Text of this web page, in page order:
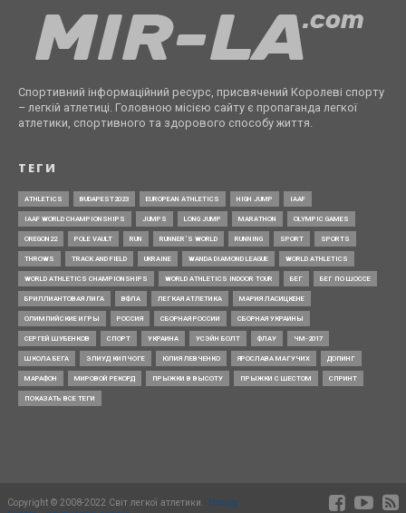
Спортивний інформаційний ресурс, присвячений Королеві спорту
– легкій атлетиці. Головною місією сайту є пропаганда легкої
атлетики, спортивного та здорового способу життя.
ТЕГИ
ATHLETICS BUDAPEST2023 EUROPEAN ATHLETICS HIGH JUMP IAAF
IAAF WORLD CHAMPIONSHIPS JUMPS LONG JUMP MARATHON OLYMPIC GAMES
OREGON22 POLE VAULT RUN RUNNER’S WORLD RUNNING SPORT SPORTS
THROWS TRACK AND FIELD UKRAINE WANDA DIAMOND LEAGUE WORLD ATHLETICS
WORLD ATHLETICS CHAMPIONSHIPS WORLD ATHLETICS INDOOR TOUR БЕГ БЕГ ПО ШОССЕ
БРИЛЛИАНТОВАЯ ЛИГА ВФЛА ЛЕГКАЯ АТЛЕТИКА МАРИЯ ЛАСИЦКЕНЕ
ОЛИМПИЙСКИЕ ИГРЫ РОССИЯ СБОРНАЯ РОССИИ СБОРНАЯ УКРАИНЫ
СЕРГЕЙ ШУБЕНКОВ СПОРТ УКРАИНА УСЭЙН БОЛТ ФЛАУ ЧМ-2017
ШКОЛА БЕГА ЭЛИУД КИПЧОГЕ ЮЛИЯ ЛЕВЧЕНКО ЯРОСЛАВА МАГУЧИХ ДОПИНГ
МАРАФОН МИРОВОЙ РЕКОРД ПРЫЖКИ В ВЫСОТУ ПРЫЖКИ С ШЕСТОМ СПРИНТ
ПОКАЗАТЬ ВСЕ ТЕГИ
Copyright © 2008-2022 Світ легкої атлетики. Timing